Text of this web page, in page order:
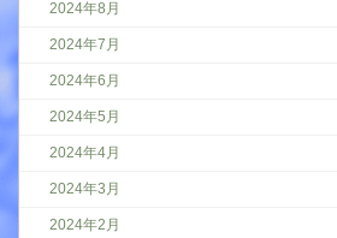
2024年8月
2024年7月
2024年6月
2024年5月
2024年4月
2024年3月
2024年2月